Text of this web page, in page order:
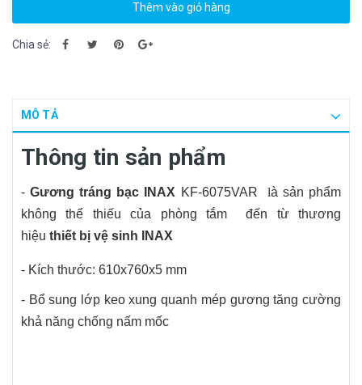
Thêm vào giỏ hàng
Chia sẻ:
MÔ TẢ
Thông tin sản phẩm
-Gương tráng bạc INAX KF-6075VAR là sản phẩm
không thể thiếu của phòng tắm đến từ thương
hiệu thiết bị vệ sinh INAX
- Kích thước: 610x760x5 mm
- Bổ sung lớp keo xung quanh mép gương tăng cường
khả năng chống nấm mốc